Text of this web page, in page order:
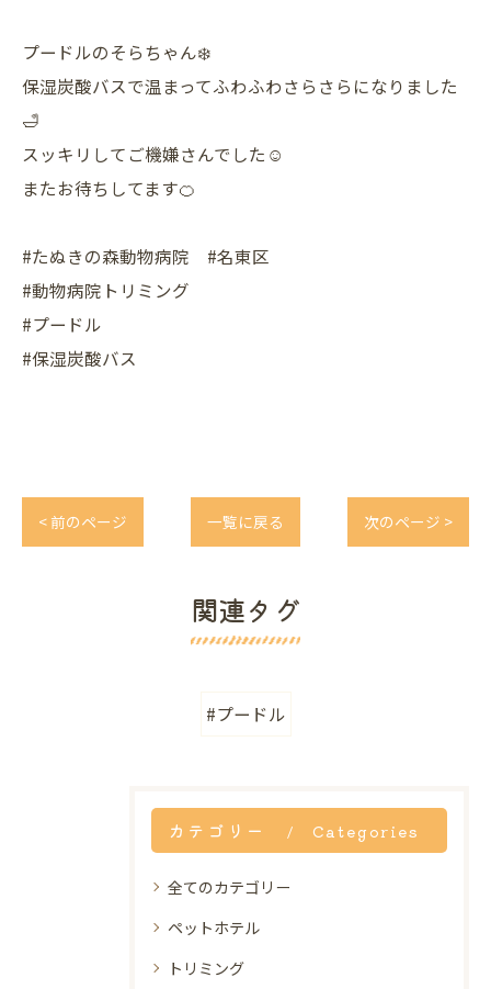
プードルのそらちゃん❄️
保湿炭酸バスで温まってふわふわさらさらになりました
🛁
スッキリしてご機嫌さんでした☺️
またお待ちしてます🍊
#たぬきの森動物病院 #名東区
#動物病院トリミング
#プードル
#保湿炭酸バス
< 前のページ 一覧に戻る 次のページ >
関連タグ
#プードル
カテゴリー Categories
全てのカテゴリー
ペットホテル
トリミング